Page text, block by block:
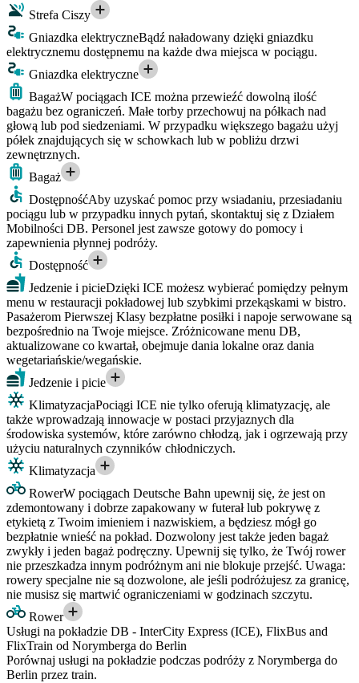
Strefa Ciszy
Gniazdka elektryczneBądź naładowany dzięki gniazdku
elektrycznemu dostępnemu na każde dwa miejsca w pociągu.
Gniazdka elektryczne
BagażW pociągach ICE można przewieźć dowolną ilość
bagażu bez ograniczeń. Małe torby przechowuj na półkach nad
głową lub pod siedzeniami. W przypadku większego bagażu użyj
półek znajdujących się w schowkach lub w pobliżu drzwi
zewnętrznych.
Bagaż
DostępnośćAby uzyskać pomoc przy wsiadaniu, przesiadaniu
pociągu lub w przypadku innych pytań, skontaktuj się z Działem
Mobilności DB. Personel jest zawsze gotowy do pomocy i
zapewnienia płynnej podróży.
Dostępność
Jedzenie i picieDzięki ICE możesz wybierać pomiędzy pełnym
menu w restauracji pokładowej lub szybkimi przekąskami w bistro.
Pasażerom Pierwszej Klasy bezpłatne posiłki i napoje serwowane są
bezpośrednio na Twoje miejsce. Zróżnicowane menu DB,
aktualizowane co kwartał, obejmuje dania lokalne oraz dania
wegetariańskie/wegańskie.
Jedzenie i picie
KlimatyzacjaPociągi ICE nie tylko oferują klimatyzację, ale
także wprowadzają innowacje w postaci przyjaznych dla
środowiska systemów, które zarówno chłodzą, jak i ogrzewają przy
użyciu naturalnych czynników chłodniczych.
Klimatyzacja
RowerW pociągach Deutsche Bahn upewnij się, że jest on
zdemontowany i dobrze zapakowany w futerał lub pokrywę z
etykietą z Twoim imieniem i nazwiskiem, a będziesz mógł go
bezpłatnie wnieść na pokład. Dozwolony jest także jeden bagaż
zwykły i jeden bagaż podręczny. Upewnij się tylko, że Twój rower
nie przeszkadza innym podróżnym ani nie blokuje przejść. Uwaga:
rowery specjalne nie są dozwolone, ale jeśli podróżujesz za granicę,
nie musisz się martwić ograniczeniami w godzinach szczytu.
Rower
Usługi na pokładzie DB - InterCity Express (ICE), FlixBus and
FlixTrain od Norymberga do Berlin
Porównaj usługi na pokładzie podczas podróży z Norymberga do
Berlin przez train.